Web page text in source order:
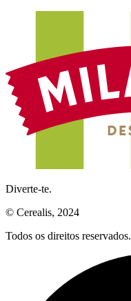
Diverte-te.
© Cerealis, 2024
Todos os direitos reservados.